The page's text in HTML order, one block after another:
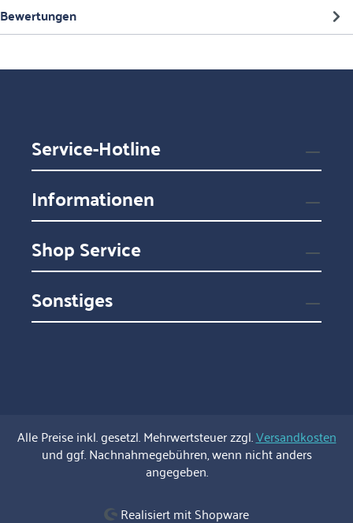
Bewertungen
Service-Hotline
Informationen
Shop Service
Sonstiges
Alle Preise inkl. gesetzl. Mehrwertsteuer zzgl.Versandkosten
und ggf. Nachnahmegebühren, wenn nicht anders
angegeben.
Realisiert mit Shopware